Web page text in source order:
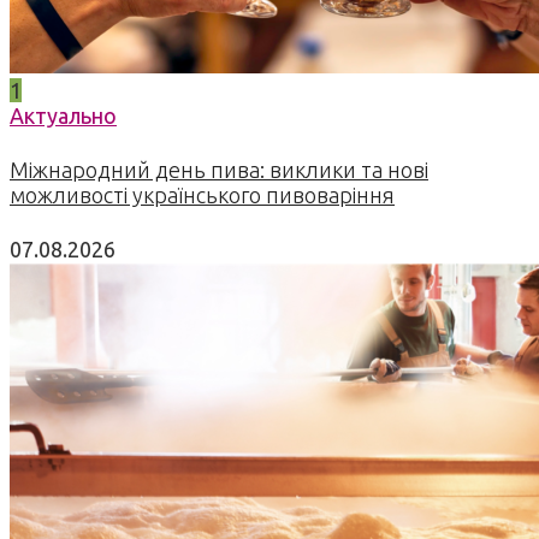
1
Актуально
Міжнародний день пива: виклики та нові
можливості українського пивоваріння
07.08.2026